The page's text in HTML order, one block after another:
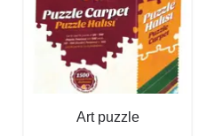
Art puzzle